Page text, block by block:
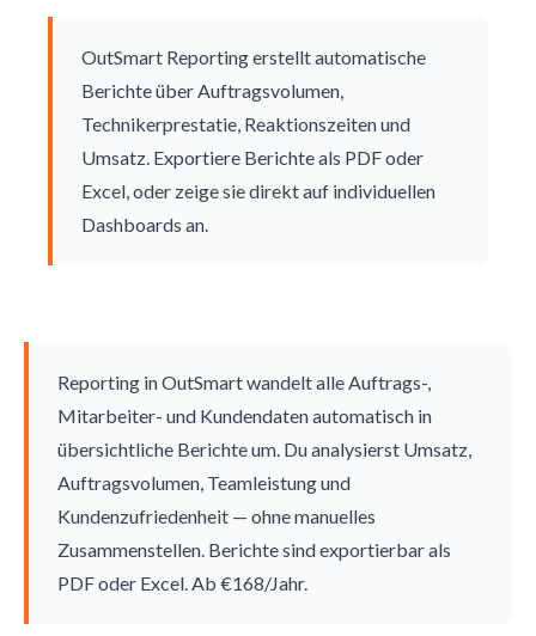
OutSmart Reporting erstellt automatische
Berichte über Auftragsvolumen,
Technikerprestatie, Reaktionszeiten und
Umsatz. Exportiere Berichte als PDF oder
Excel, oder zeige sie direkt auf individuellen
Dashboards an.
Reporting in OutSmart wandelt alle Auftrags-,
Mitarbeiter- und Kundendaten automatisch in
übersichtliche Berichte um. Du analysierst Umsatz,
Auftragsvolumen, Teamleistung und
Kundenzufriedenheit — ohne manuelles
Zusammenstellen. Berichte sind exportierbar als
PDF oder Excel. Ab €168/Jahr.